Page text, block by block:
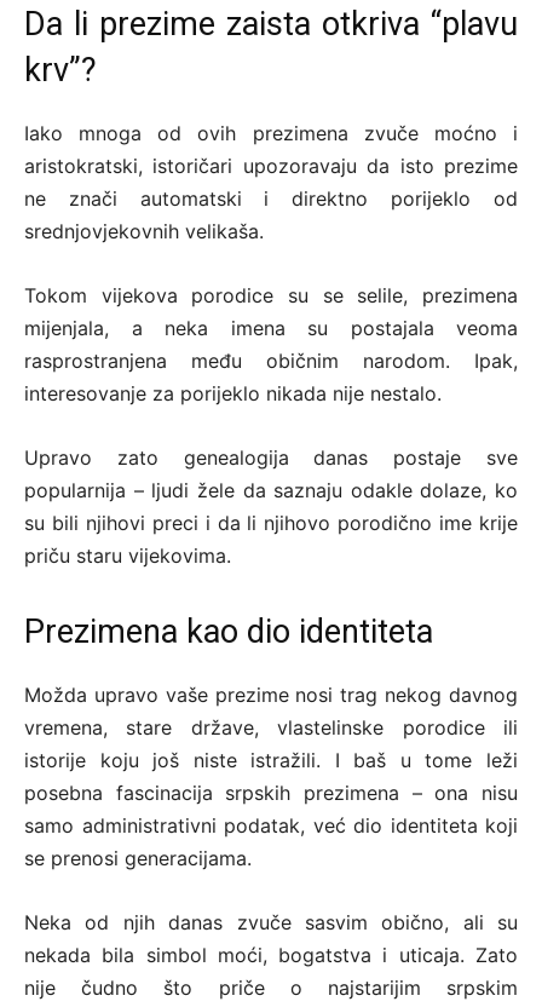
Da li prezime zaista otkriva “plavu
krv”?
Iako mnoga od ovih prezimena zvuče moćno i
aristokratski, istoričari upozoravaju da isto prezime
ne znači automatski i direktno porijeklo od
srednjovjekovnih velikaša.
Tokom vijekova porodice su se selile, prezimena
mijenjala, a neka imena su postajala veoma
rasprostranjena među običnim narodom. Ipak,
interesovanje za porijeklo nikada nije nestalo.
Upravo zato genealogija danas postaje sve
popularnija – ljudi žele da saznaju odakle dolaze, ko
su bili njihovi preci i da li njihovo porodično ime krije
priču staru vijekovima.
Prezimena kao dio identiteta
Možda upravo vaše prezime nosi trag nekog davnog
vremena, stare države, vlastelinske porodice ili
istorije koju još niste istražili. I baš u tome leži
posebna fascinacija srpskih prezimena – ona nisu
samo administrativni podatak, već dio identiteta koji
se prenosi generacijama.
Neka od njih danas zvuče sasvim obično, ali su
nekada bila simbol moći, bogatstva i uticaja. Zato
nije čudno što priče o najstarijim srpskim